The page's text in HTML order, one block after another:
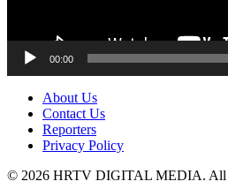
00:00
About Us
Contact Us
Reporters
Privacy Policy
© 2026 HRTV DIGITAL MEDIA. All